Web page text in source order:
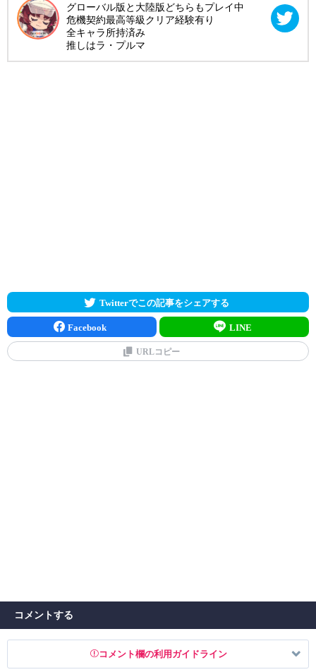
グローバル版と大陸版どちらもプレイ中
危機契約最高等級クリア経験有り
全キャラ所持済み
推しはラ・プルマ
Twitterでこの記事をシェアする
Facebook LINE
URLコピー
コメントする
コメント欄の利用ガイドライン